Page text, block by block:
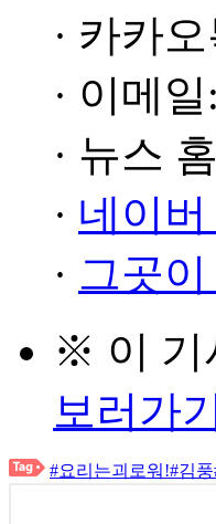
· 카카
· 이메일:
· 뉴스
· 네이
· 그곳
※ 이 기
보러가
#요리는괴로워!#김풍